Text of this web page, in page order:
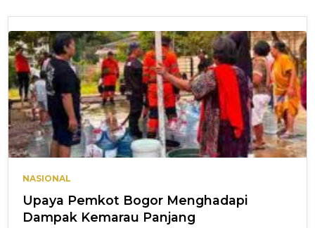
NASIONAL
Upaya Pemkot Bogor Menghadapi
Dampak Kemarau Panjang